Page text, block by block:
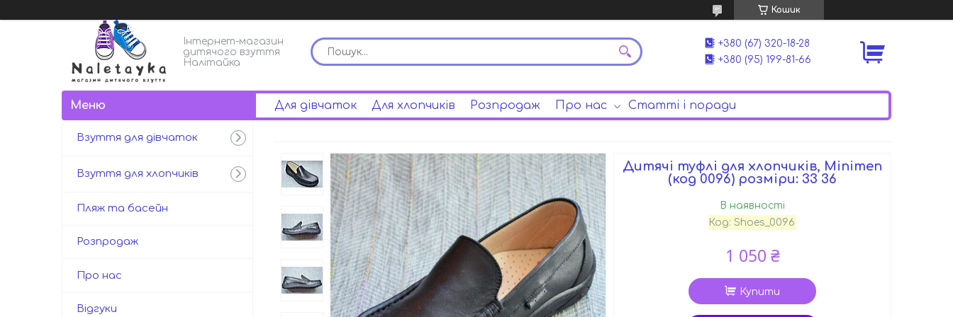
Кошик
Інтернет-магазин
дитячого взуття
Налітайка
+380 (67) 320-18-28
+380 (95) 199-81-66
Для дівчаток Для хлопчиків Розпродаж Про нас Статті і поради
Дитячі туфлі для хлопчиків, Minimen
(код 0096) розміри: 33 36
В наявності
Код:Shoes_0096
1 050 ₴
Купити
Взуття для дівчаток
Взуття для хлопчиків
Пляж та басейн
Розпродаж
Про нас
Відгуки